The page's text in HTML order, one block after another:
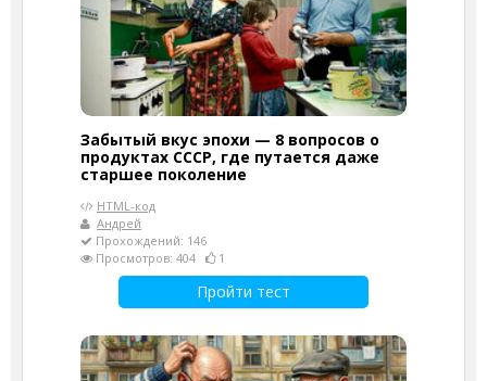
Забытый вкус эпохи — 8 вопросов о
продуктах СССР, где путается даже
старшее поколение
HTML-код
Андрей
Прохождений: 146
Просмотров: 404
1
Пройти тест